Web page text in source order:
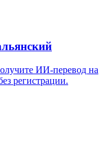
ИИ-перевод на
регистрации.